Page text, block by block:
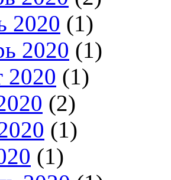
2020 (1)
2020 (1)
2020 (1)
(2)
(1)
(1)